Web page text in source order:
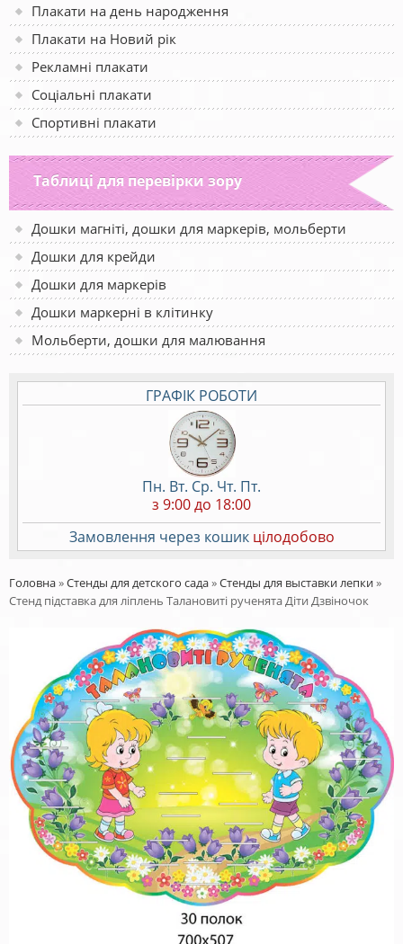
Плакати на день народження
Плакати на Новий рік
Рекламні плакати
Соціальні плакати
Спортивні плакати
Таблиці для перевірки зору
Дошки магніті, дошки для маркерів, мольберти
Дошки для крейди
Дошки для маркерів
Дошки маркерні в клітинку
Мольберти, дошки для малювання
ГРАФІК РОБОТИ
Пн. Вт. Ср. Чт. Пт.
з 9:00 до 18:00
Замовлення через кошик цілодобово
Головна»Стенды для детского сада»Стенды для выставки лепки»
Стенд підставка для ліплень Талановиті рученята Діти Дзвіночок